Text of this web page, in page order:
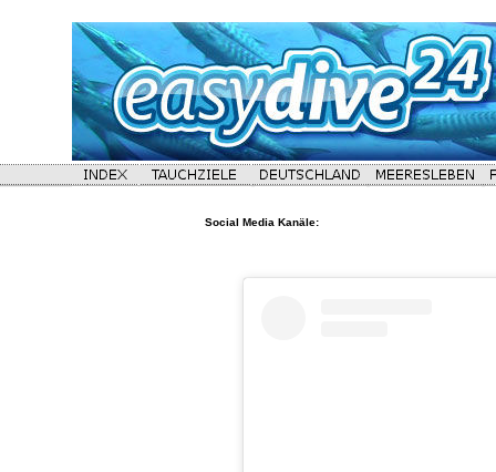
Social Media Kanäle: